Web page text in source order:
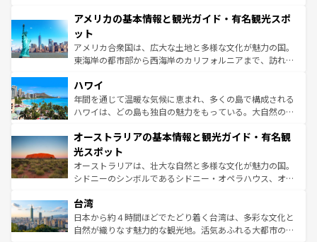
ンツ一覧を参照してほしい。
の建物がそのまま残る町や、スイスならではのユニークな
博物館もあり、アルプス観光だけでなく町歩きも満喫する
ことができる。国民の所得が高いため物価も高いが、旅行
者向けの交通パス提供のサービスもあり、うまく活用すれ
着のスイス情報は
アメリカの基本情報と観光ガイド・有名観光スポ
ット
アメリカ合衆国は、広大な土地と多様な文化が魅力の国。
東海岸の都市部から西海岸のカリフォルニアまで、訪れる
のような巨大都市は、観光、ショッピング、エンターテイ
ンメントが詰まった刺激的なスポットだ。一方、アメリカ
西部には大自然が広がり、グランドキャニオンやイエロー
部のニューオーリンズでは、音楽と美食が融合した独特の
文化が魅力。旅行者はアメリカの各地域で異なる魅力を楽
しみながら、その多様性と豊かな歴史を感じることができ
るだろう。車でのロードトリップや列車の旅も、アメリカ
情報は
ハワイ
年間を通じて温暖な気候に恵まれ、多くの島で構成される
ハワイは、どの島も独自の魅力をもっている。大自然の神
ワイ島は見逃せない。また、定番の観光地といえばオアフ
島だが、静かな自然を求めるならマウイ島やカウアイ島が
おすすめ。エメラルドグリーンに輝く海をはじめ、豊かな
文化や歴史が息づいている。「アロハスピリット」と呼ば
人々、おいしいローカルフードやハワイアンミュージッ
ク、伝統的なフラダンスなど、すべてがハワイの魅力を彩
っている。訪れるたびに新しい発見と感動が待っているハ
オーストラリアの基本情報と観光ガイド・有名観
光スポット
オーストラリアは、壮大な自然と多様な文化が魅力の国。
シドニーのシンボルであるシドニー・オペラハウス、オー
リアリーフや大陸中央部にそびえるウルル（エアーズロッ
ク）、タスマニアの美しい原生林やケアンズの熱帯雨林な
ど、見どころがたくさん。また、カフェやワイン、オージ
台湾
日本から約４時間ほどでたどり着く台湾は、多彩な文化と
自然が織りなす魅力的な観光地。活気あふれる大都市の台